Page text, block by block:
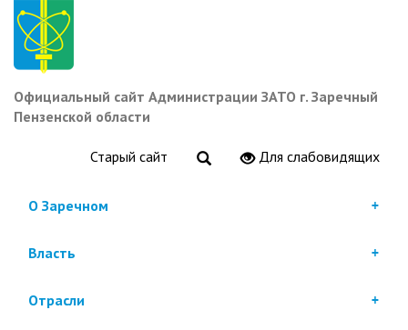
Перейти
основному
содержанию
Официальный сайт Администрации ЗАТО г. Заречный
Пензенской области
Старый сайт Для слабовидящих
О Заречном
Власть
Отрасли